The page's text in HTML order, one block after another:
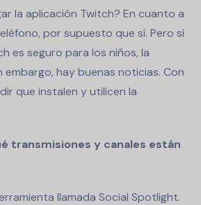
la aplicación Twitch? En cuanto a
por supuesto que sí. Pero si
es seguro para los niños, la
embargo, hay buenas noticias. Con
que instalen y utilicen la
transmisiones y canales están
llamada Social Spotlight.